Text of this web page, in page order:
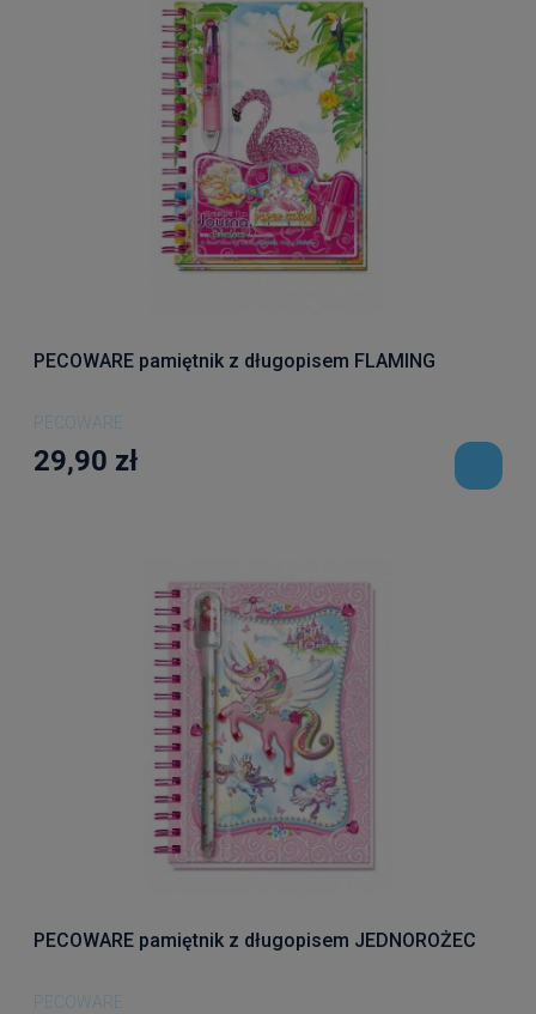
PECOWARE pamiętnik z długopisem FLAMING
PECOWARE
29,90 zł
PECOWARE pamiętnik z długopisem JEDNOROŻEC
PECOWARE